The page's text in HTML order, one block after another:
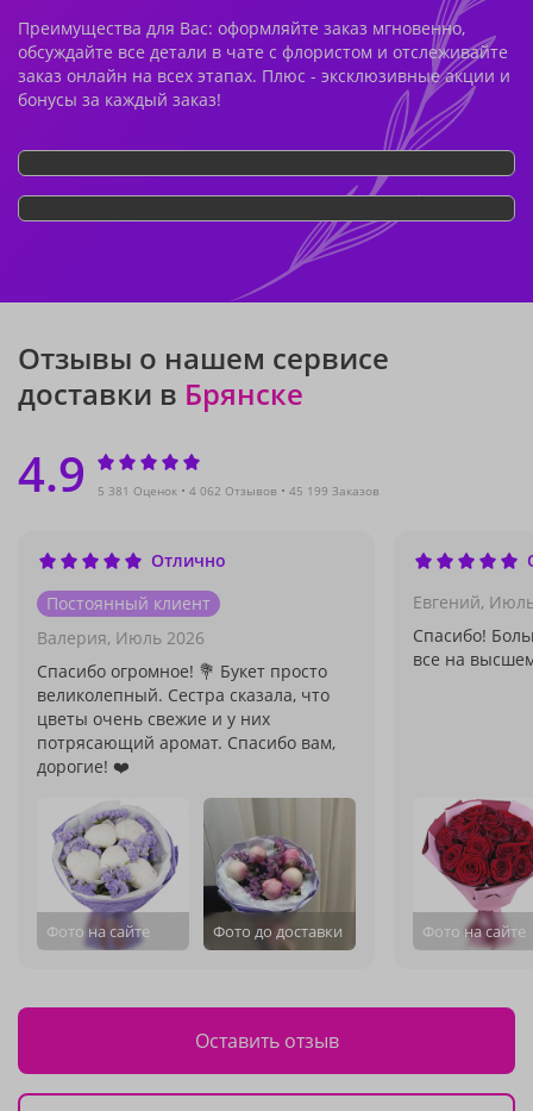
Преимущества для Вас: оформляйте заказ мгновенно,
обсуждайте все детали в чате с флористом и отслеживайте
заказ онлайн на всех этапах. Плюс - эксклюзивные акции и
бонусы за каждый заказ!
Отзывы о нашем сервисе
доставки в Брянске
4.9 5 381 Оценок 4 062 Отзывов 45 199 Заказов
Отлично
Постоянный клиент
Валерия, Июль 2026
Спасибо огромное! 💐 Букет просто
великолепный. Сестра сказала, что
цветы очень свежие и у них
потрясающий аромат. Спасибо вам,
дорогие! ❤️
Фото на сайте Фото до доставки
Евгений,
Спасибо!
все на
Фото на сайте
Оставить отзыв